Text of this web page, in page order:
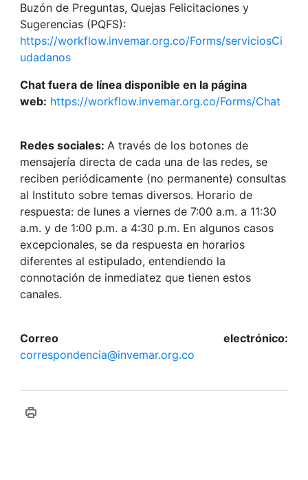
Buzón de Preguntas, Quejas Felicitaciones y
Sugerencias (PQFS):
https://workflow.invemar.org.co/Forms/serviciosCi
udadanos
Chat fuera de línea disponible en la página
web: https://workflow.invemar.org.co/Forms/Chat
Redes sociales: A través de los botones de
mensajería directa de cada una de las redes, se
reciben periódicamente (no permanente) consultas
al Instituto sobre temas diversos. Horario de
respuesta: de lunes a viernes de 7:00 a.m. a 11:30
a.m. y de 1:00 p.m. a 4:30 p.m. En algunos casos
excepcionales, se da respuesta en horarios
diferentes al estipulado, entendiendo la
connotación de inmediatez que tienen estos
canales.
Correo electrónico:
correspondencia@invemar.org.co